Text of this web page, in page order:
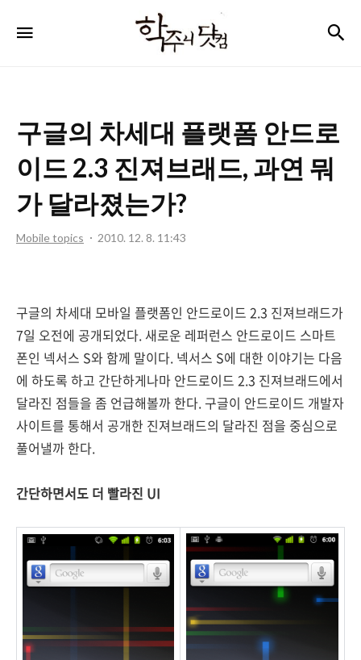
주
컴
구글의 차세대 플랫폼 안드로
이드 2.3 진져브래드, 과연 뭐
가 달라졌는가?
Mobile topics 2010. 12. 8. 11:43
구글의 차세대 모바일 플랫폼인 안드로이드 2.3 진져브래드가
7일 오전에 공개되었다. 새로운 레퍼런스 안드로이드 스마트
폰인 넥서스 S와 함께 말이다. 넥서스 S에 대한 이야기는 다음
에 하도록 하고 간단하게나마 안드로이드 2.3 진져브래드에서
달라진 점들을 좀 언급해볼까 한다. 구글이 안드로이드 개발자
사이트를 통해서 공개한 진져브래드의 달라진 점을 중심으로
풀어낼까 한다.
간단하면서도 더 빨라진 UI